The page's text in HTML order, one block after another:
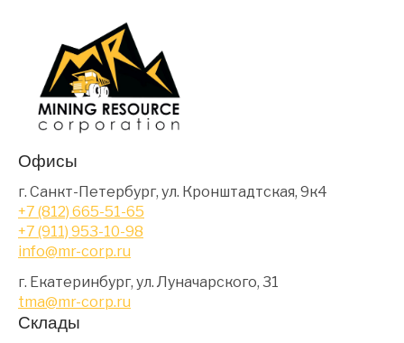
Офисы
г. Санкт-Петербург, ул. Кронштадтская, 9к4
+7 (812) 665-51-65
+7 (911) 953-10-98
info@mr-corp.ru
г. Екатеринбург, ул. Луначарского, 31
tma@mr-corp.ru
Склады